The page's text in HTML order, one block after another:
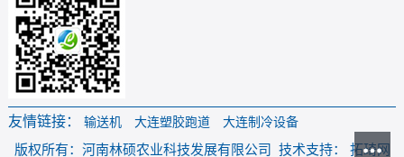
友情链接： 输送机 大连塑胶跑道 大连制冷设备
版权所有：河南林硕农业科技发展有限公司 技术支持： 拓琦网